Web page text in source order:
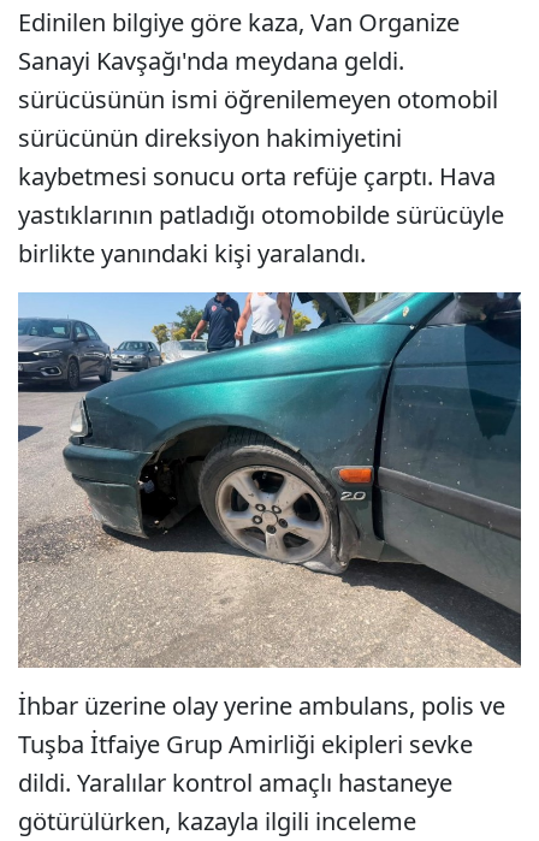
Edinilen bilgiye göre kaza, Van Organize
Sanayi Kavşağı'nda meydana geldi.
sürücüsünün ismi öğrenilemeyen otomobil
sürücünün direksiyon hakimiyetini
kaybetmesi sonucu orta refüje çarptı. Hava
yastıklarının patladığı otomobilde sürücüyle
birlikte yanındaki kişi yaralandı.
İhbar üzerine olay yerine ambulans, polis ve
Tuşba İtfaiye Grup Amirliği ekipleri sevke
dildi. Yaralılar kontrol amaçlı hastaneye
götürülürken, kazayla ilgili inceleme